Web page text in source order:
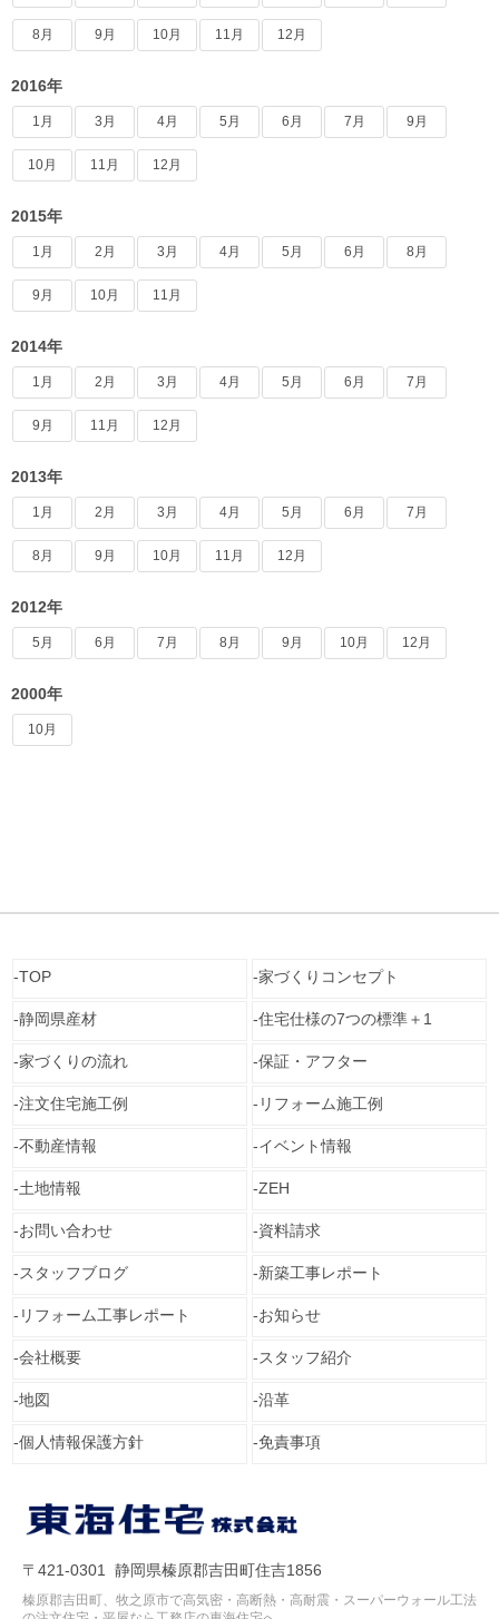
8月 9月 10月 11月 12月
2016年
1月 3月 4月 5月 6月 7月 9月
10月 11月 12月
2015年
1月 2月 3月 4月 5月 6月 8月
9月 10月 11月
2014年
1月 2月 3月 4月 5月 6月 7月
9月 11月 12月
2013年
1月 2月 3月 4月 5月 6月 7月
8月 9月 10月 11月 12月
2012年
5月 6月 7月 8月 9月 10月 12月
2000年
10月
TOP 家づくりコンセプト
静岡県産材 住宅仕様の7つの標準＋1
家づくりの流れ 保証・アフター
注文住宅施工例 リフォーム施工例
不動産情報 イベント情報
土地情報 ZEH
お問い合わせ 資料請求
スタッフブログ 新築工事レポート
リフォーム工事レポート お知らせ
会社概要 スタッフ紹介
地図 沿革
個人情報保護方針 免責事項
〒421-0301 静岡県榛原郡吉田町住吉1856
榛原郡吉田町、牧之原市で高気密・高断熱・高耐震・スーパーウォール工法